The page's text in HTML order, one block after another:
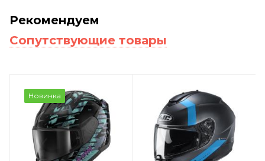
Рекомендуем
Сопутствующие товары
Новинка